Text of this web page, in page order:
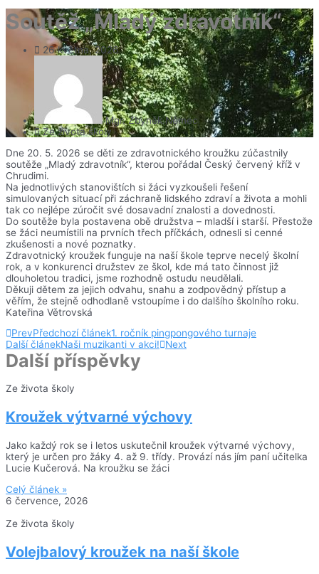
Soutěž „Mladý zdravotník“
26 května, 2026
Mgr. Zbyněk Němec
Ze života školy
Dne 20. 5. 2026 se děti ze zdravotnického kroužku zúčastnily
soutěže „Mladý zdravotník“, kterou pořádal Český červený kříž v
Chrudimi.
Na jednotlivých stanovištích si žáci vyzkoušeli řešení
simulovaných situací při záchraně lidského zdraví a života a mohli
tak co nejlépe zúročit své dosavadní znalosti a dovednosti.
Do soutěže byla postavena obě družstva – mladší i starší. Přestože
se žáci neumístili na prvních třech příčkách, odnesli si cenné
zkušenosti a nové poznatky.
Zdravotnický kroužek funguje na naší škole teprve necelý školní
rok, a v konkurenci družstev ze škol, kde má tato činnost již
dlouholetou tradici, jsme rozhodně ostudu neudělali.
Děkuji dětem za jejich odvahu, snahu a zodpovědný přístup a
věřím, že stejně odhodlaně vstoupíme i do dalšího školního roku.
Kateřina Větrovská
PrevPředchozí článek1. ročník pingpongového turnaje
Další článekNaši muzikanti v akci! Next
Další příspěvky
Ze života školy
Kroužek výtvarné výchovy
Jako každý rok se i letos uskutečnil kroužek výtvarné výchovy,
který je určen pro žáky 4. až 9. třídy. Provází nás jím paní učitelka
Lucie Kučerová. Na kroužku se žáci
Celý článek »
6 července, 2026
Ze života školy
Volejbalový kroužek na naší škole